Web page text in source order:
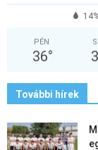
PÉN
36°
További hírek